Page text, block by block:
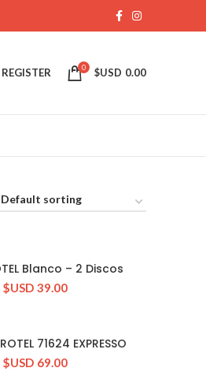
0 $USD 0.00
STOCK
Blanco – 2 Discos
$USD 39.00
STOCK
71624 EXPRESSO
$USD 69.00